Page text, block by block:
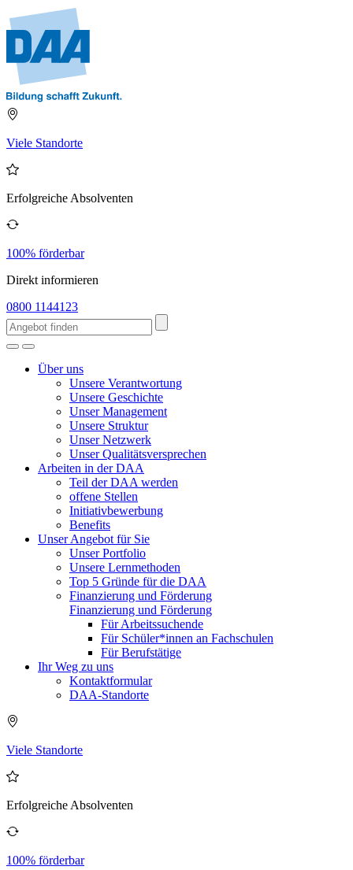
Viele Standorte
Erfolgreiche Absolventen
100% förderbar
Direkt informieren
0800 1144123
Über uns
Unsere Verantwortung
Unsere Geschichte
Unser Management
Unsere Struktur
Unser Netzwerk
Unser Qualitätsversprechen
Arbeiten in der DAA
Teil der DAA werden
offene Stellen
Initiativbewerbung
Benefits
Unser Angebot für Sie
Unser Portfolio
Unsere Lernmethoden
Top 5 Gründe für die DAA
Finanzierung und Förderung
Finanzierung und Förderung
Für Arbeitssuchende
Für Schüler*innen an Fachschulen
Für Berufstätige
Ihr Weg zu uns
Kontaktformular
DAA-Standorte
Viele Standorte
Erfolgreiche Absolventen
100% förderbar